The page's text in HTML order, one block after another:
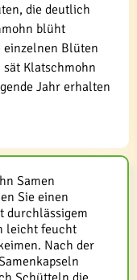
die deutlich
blüht
einzelnen Blüten
sät Klatschmohn
Jahr erhalten
Samen
Sie einen
durchlässigem
leicht feucht
Nach der